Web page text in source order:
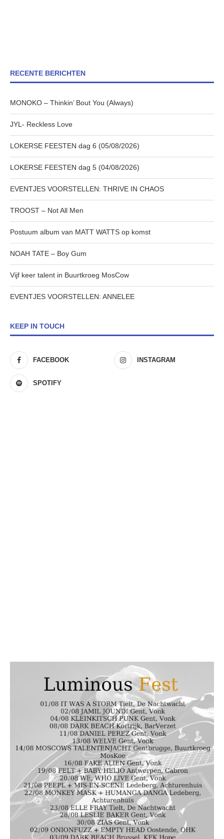
RECENTE BERICHTEN
MONOKO – Thinkin’ Bout You (Always)
JYL- Reckless Love
LOKERSE FEESTEN dag 6 (05/08/2026)
LOKERSE FEESTEN dag 5 (04/08/2026)
EVENTJES VOORSTELLEN: THRIVE IN CHAOS
TROOST – Not All Men
Postuum album van MATT WATTS op komst
NOAH TATE – Boy Gum
Vijf keer talent in Buurtkroeg MosCow
EVENTJES VOORSTELLEN: ANNELEE
KEEP IN TOUCH
FACEBOOK INSTAGRAM
SPOTIFY